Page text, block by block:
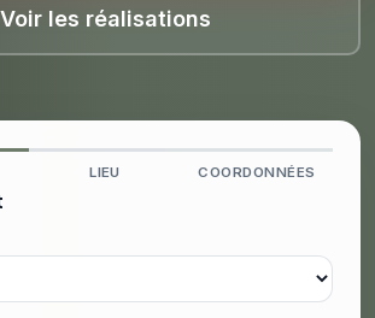
Voir les réalisations
LIEU COORDONNÉES